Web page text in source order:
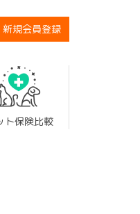
新規会員登録
ト保険比較